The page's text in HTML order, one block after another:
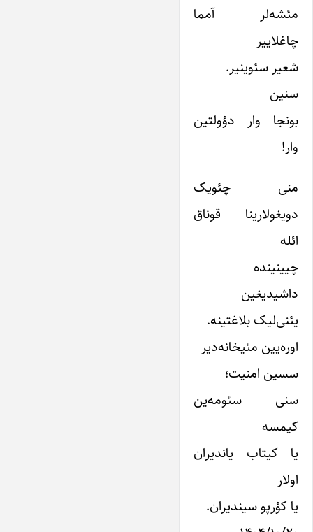
مئشه‌لر آمما
چاغلاییر
شعیر سئوینیر.
سنین
بونجا وار دؤولتین
وار!
منی چئویک
دویغولارینا قوناق
ائله
چیینینده
داشیدیغین
یئنی‌لیک بلاغتینه.
اوره‌یین مئیخانه‌دیر
سسین امنیت؛
سنی سئومه‌ین
کیمسه
یا کیتاب یاندیران
اولار
یا کؤرپو سیندیران.